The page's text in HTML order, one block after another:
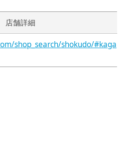
店舗詳細
shop_search/shokudo/#kaga